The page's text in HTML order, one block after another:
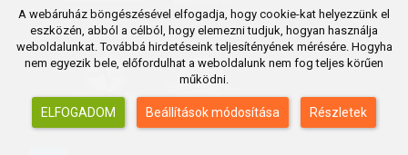
A webáruház böngészésével elfogadja, hogy cookie-kat helyezzünk el
eszközén, abból a célból, hogy elemezni tudjuk, hogyan használja
weboldalunkat. Továbbá hirdetéseink teljesítényének mérésére. Hogyha
nem egyezik bele, előfordulhat a weboldalunk nem fog teljes körűen
működni.
ELFOGADOM Beállítások módosítása Részletek